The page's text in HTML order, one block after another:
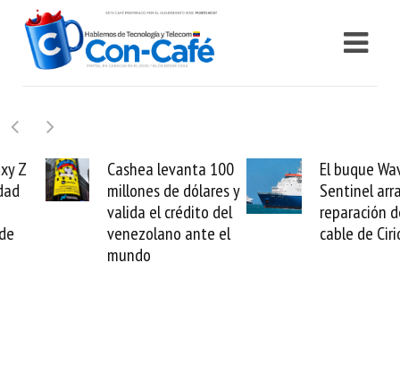
Cashea levanta 100
millones de dólares y
valida el crédito del
venezolano ante el
El buque Wave
Sentinel arranca la
reparación del
cable de Cirion